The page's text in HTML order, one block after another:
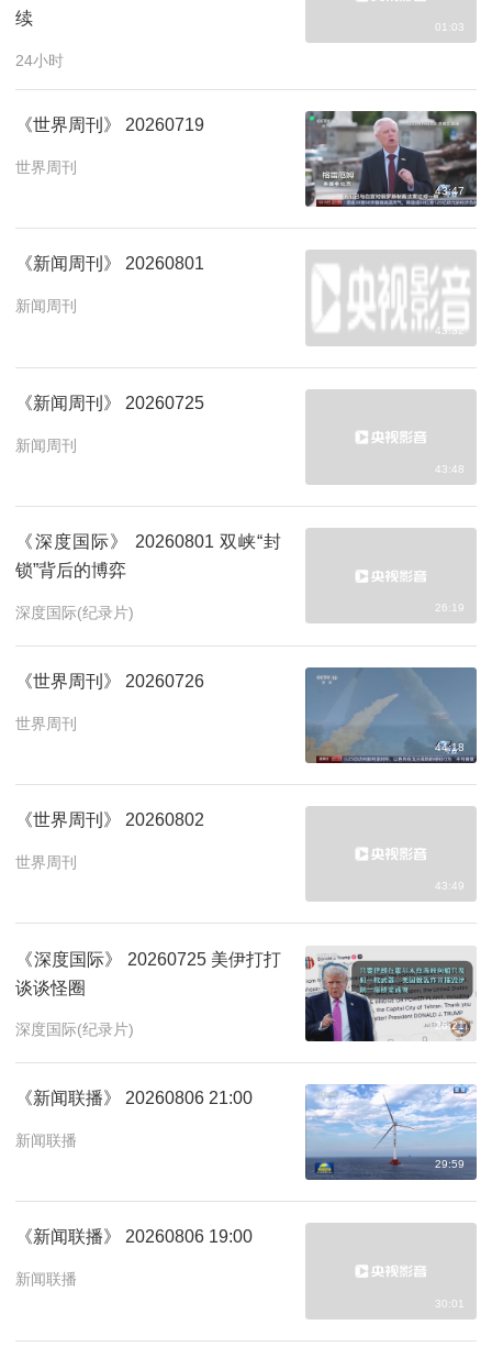
续
24小时
01:03
《世界周刊》 20260719
世界周刊
43:47
《新闻周刊》 20260801
新闻周刊
43:32
《新闻周刊》 20260725
新闻周刊
43:48
《深度国际》 20260801 双峡“封
锁”背后的博弈
深度国际(纪录片) 26:19
《世界周刊》 20260726
世界周刊
44:18
《世界周刊》 20260802
世界周刊
43:49
《深度国际》 20260725 美伊打打
谈谈怪圈
深度国际(纪录片) 26:21
《新闻联播》 20260806 21:00
新闻联播
29:59
《新闻联播》 20260806 19:00
新闻联播
30:01